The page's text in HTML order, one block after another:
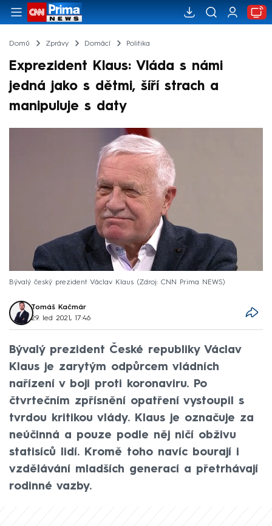
Domů Zprávy Domácí Politika
Exprezident Klaus: Vláda s námi
jedná jako s dětmi, šíří strach a
manipuluje s daty
Bývalý český prezident Václav Klaus Zdroj: CNN Prima NEWS
Tomáš Kačmár
29. led 2021, 17:46
Bývalý prezident České republiky Václav
Klaus je zarytým odpůrcem vládních
nařízení v boji proti koronaviru. Po
čtvrtečním zpřísnění opatření vystoupil s
tvrdou kritikou vlády. Klaus je označuje za
neúčinná a pouze podle něj ničí obživu
statisíců lidí. Kromě toho navíc bourají i
vzdělávání mladších generací a přetrhávají
rodinné vazby.